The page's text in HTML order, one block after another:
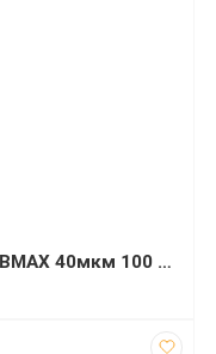
Файл для документов А4+ JOBMAX 40мкм 100 штук